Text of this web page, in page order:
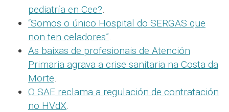
pediatría en Cee?
“Somos o único Hospital do SERGAS que
non ten celadores”
As baixas de profesionais de Atención
Primaria agrava a crise sanitaria na Costa da
Morte
O SAE reclama a regulación de contratación
no HVdX